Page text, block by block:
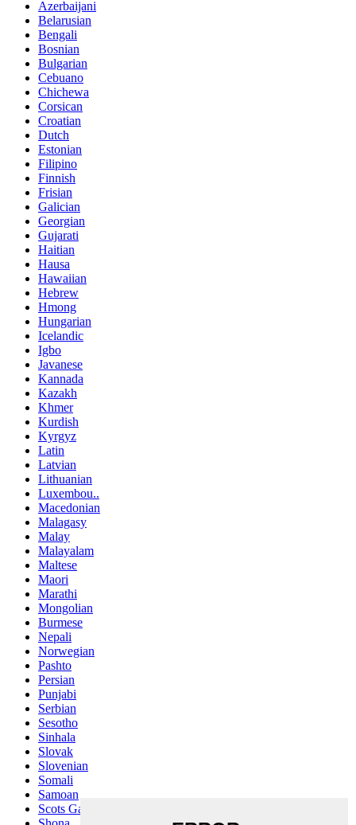
Azerbaijani
Belarusian
Bengali
Bosnian
Bulgarian
Cebuano
Chichewa
Corsican
Croatian
Dutch
Estonian
Filipino
Finnish
Frisian
Galician
Georgian
Gujarati
Haitian
Hausa
Hawaiian
Hebrew
Hmong
Hungarian
Icelandic
Igbo
Javanese
Kannada
Kazakh
Khmer
Kurdish
Kyrgyz
Latin
Latvian
Lithuanian
Luxembou..
Macedonian
Malagasy
Malay
Malayalam
Maltese
Maori
Marathi
Mongolian
Burmese
Nepali
Norwegian
Pashto
Persian
Punjabi
Serbian
Sesotho
Sinhala
Slovak
Slovenian
Somali
Samoan
Scots Gaelic